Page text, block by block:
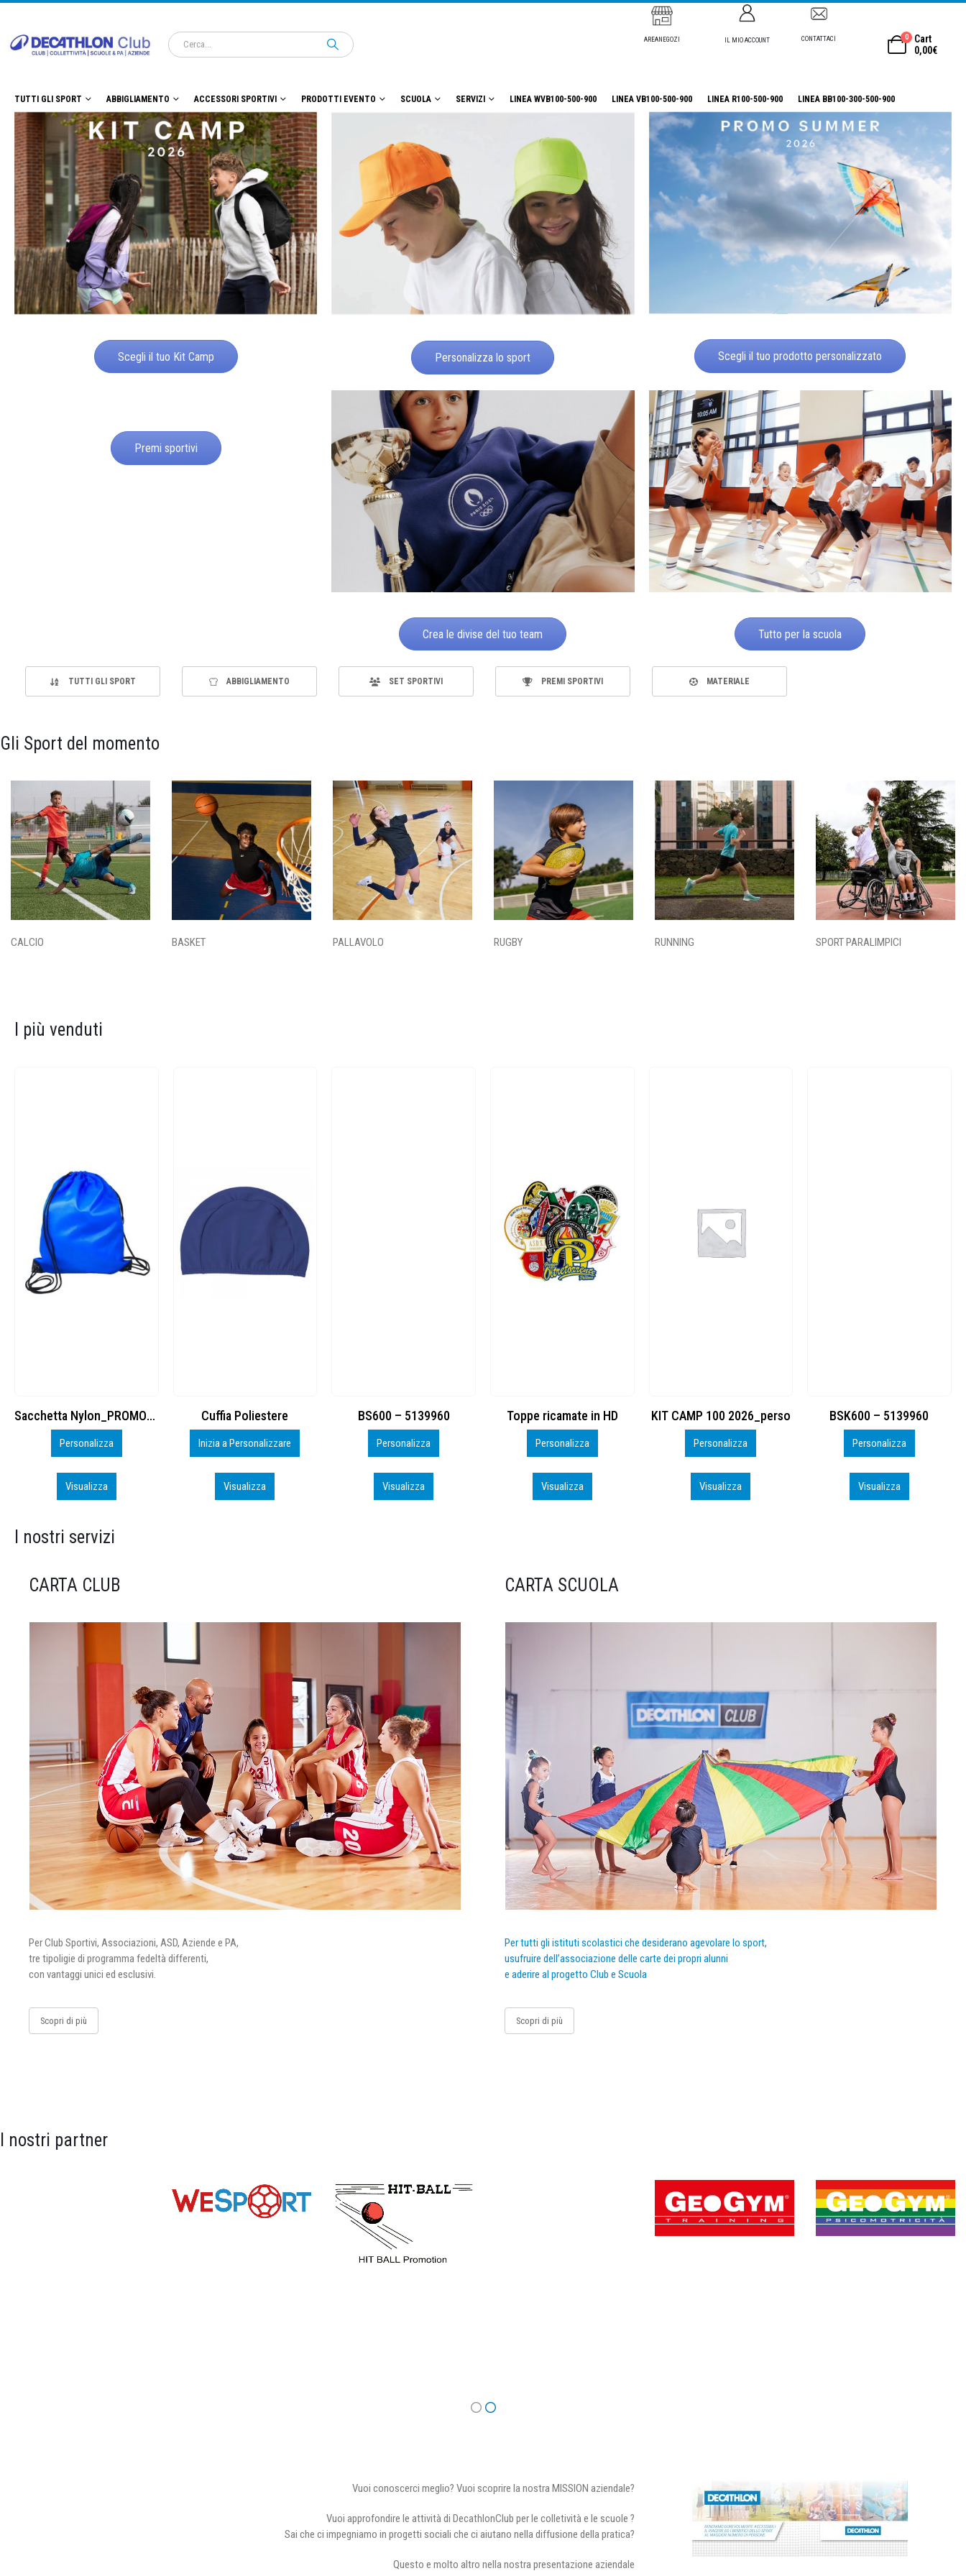
AREANEGOZI IL MIO ACCOUNT CONTATTACI 0
Cart
0,00€
TUTTI GLI SPORT ABBIGLIAMENTO ACCESSORI SPORTIVI PRODOTTI EVENTO SCUOLA SERVIZI LINEA WVB100-500-900 LINEA VB100-500-900 LINEA R100-500-900 LINEA BB100-300-500-900
Scegli il tuo Kit Camp Personalizza lo sport Scegli il tuo prodotto personalizzato
Premi sportivi
Crea le divise del tuo team Tutto per la scuola
TUTTI GLI SPORT ABBIGLIAMENTO SET SPORTIVI PREMI SPORTIVI MATERIALE
Gli Sport del momento
CALCIO BASKET PALLAVOLO RUGBY RUNNING SPORT PARALIMPICI
I più venduti
Cuffia Poliestere
Inizia a Personalizzare
Visualizza
BS600 – 5139960
Personalizza
Visualizza
Toppe ricamate in HD
Personalizza
Visualizza
KIT CAMP 100 2026_perso
Personalizza
Visualizza
BSK600 – 5139960
Personalizza
Visualizza
DTF
Personalizza
Visualizza
I nostri servizi
CARTA CLUB
Per Club Sportivi, Associazioni, ASD, Aziende e PA,
tre tipoligie di programma fedeltà differenti,
con vantaggi unici ed esclusivi.
Scopri di più
CARTA SCUOLA
Per tutti gli istituti scolastici che desiderano agevolare lo sport,
usufruire dell’associazione delle carte dei propri alunni
e aderire al progetto Club e Scuola
Scopri di più
I nostri partner
Vuoi conoscerci meglio? Vuoi scoprire la nostra MISSION aziendale?
Vuoi approfondire le attività di DecathlonClub per le colletività e le scuole ?
Sai che ci impegniamo in progetti sociali che ci aiutano nella diffusione della pratica?
Questo e molto altro nella nostra presentazione aziendale